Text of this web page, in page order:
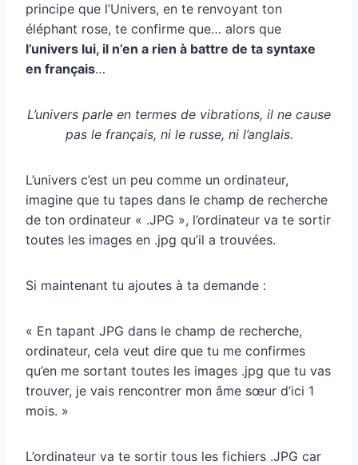
principe que l’Univers, en te renvoyant ton
éléphant rose, te confirme que… alors que
l’univers lui, il n’en a rien à battre de ta syntaxe
en français…
L’univers parle en termes de vibrations, il ne cause
pas le français, ni le russe, ni l’anglais.
L’univers c’est un peu comme un ordinateur,
imagine que tu tapes dans le champ de recherche
de ton ordinateur « .JPG », l’ordinateur va te sortir
toutes les images en .jpg qu’il a trouvées.
Si maintenant tu ajoutes à ta demande :
« En tapant JPG dans le champ de recherche,
ordinateur, cela veut dire que tu me confirmes
qu’en me sortant toutes les images .jpg que tu vas
trouver, je vais rencontrer mon âme sœur d’ici 1
mois. »
L’ordinateur va te sortir tous les fichiers .JPG car